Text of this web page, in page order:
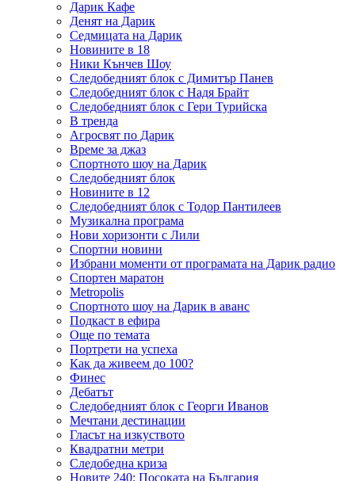
Дарик Кафе
Денят на Дарик
Седмицата на Дарик
Новините в 18
Ники Кънчев Шоу
Следобедният блок с Димитър Панев
Следобедният блок с Надя Брайт
Следобедният блок с Гери Турийска
В тренда
Агросвят по Дарик
Време за джаз
Спортното шоу на Дарик
Следобедният блок
Новините в 12
Следобедният блок с Тодор Пантилеев
Музикална програма
Нови хоризонти с Лили
Спортни новини
Избрани моменти от програмата на Дарик радио
Спортен маратон
Metropolis
Спортното шоу на Дарик в аванс
Подкаст в ефира
Още по темата
Портрети на успеха
Как да живеем до 100?
Финес
Дебатът
Следобедният блок с Георги Иванов
Мечтани дестинации
Гласът на изкуството
Квадратни метри
Следобедна криза
Новите 240: Посоката на България